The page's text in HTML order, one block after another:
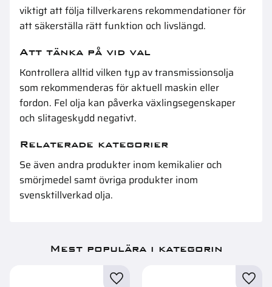
viktigt att följa tillverkarens rekommendationer för
att säkerställa rätt funktion och livslängd.
Att tänka på vid val
Kontrollera alltid vilken typ av transmissionsolja
som rekommenderas för aktuell maskin eller
fordon. Fel olja kan påverka växlingsegenskaper
och slitageskydd negativt.
Relaterade kategorier
Se även andra produkter inom kemikalier och
smörjmedel samt övriga produkter inom
svensktillverkad olja.
Mest populära i kategorin